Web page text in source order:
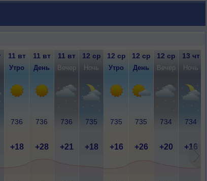
11 вт 11 вт 11 вт 12 ср 12 ср 12 ср 12 ср 13 чт
Утро День Вечер Ночь Утро День Вечер Ночь
736 736 736 735 735 735 734 734
+18 +28 +21 +18 +16 +26 +20 +16